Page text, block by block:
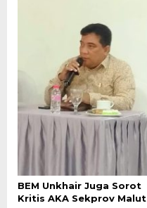
BEM Unkhair Juga Sorot
Kritis AKA Sekprov Malut